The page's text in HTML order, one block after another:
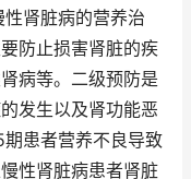
肾脏病的营养治
防止损害肾脏的疾
病等。二级预防是
发生以及肾功能恶
患者营养不良导致
性肾脏病患者肾脏